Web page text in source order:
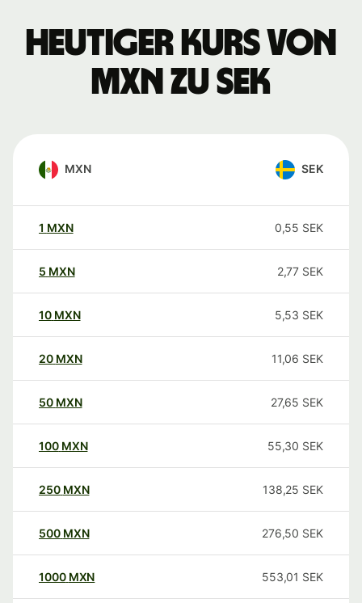
Heutiger Kurs von
MXN zu SEK
MXN SEK
1 MXN 0,55 SEK
5 MXN 2,77 SEK
10 MXN 5,53 SEK
20 MXN 11,06 SEK
50 MXN 27,65 SEK
100 MXN 55,30 SEK
250 MXN 138,25 SEK
500 MXN 276,50 SEK
1000 MXN 553,01 SEK